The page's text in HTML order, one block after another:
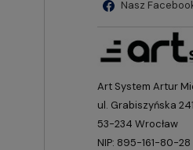
Nasz
Art System Artur
ul. Grabiszyńska
53-234 Wrocław
NIP: 895-161-80-28